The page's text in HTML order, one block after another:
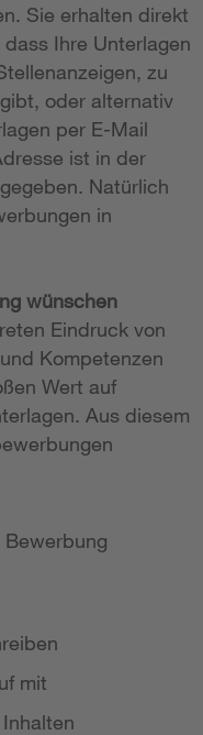
Sie erhalten direkt
Ihre Unterlagen
zu
oder alternativ
per E-Mail
ist in der
Natürlich
in
wünschen
Eindruck von
Kompetenzen
Wert auf
Aus diesem
mit